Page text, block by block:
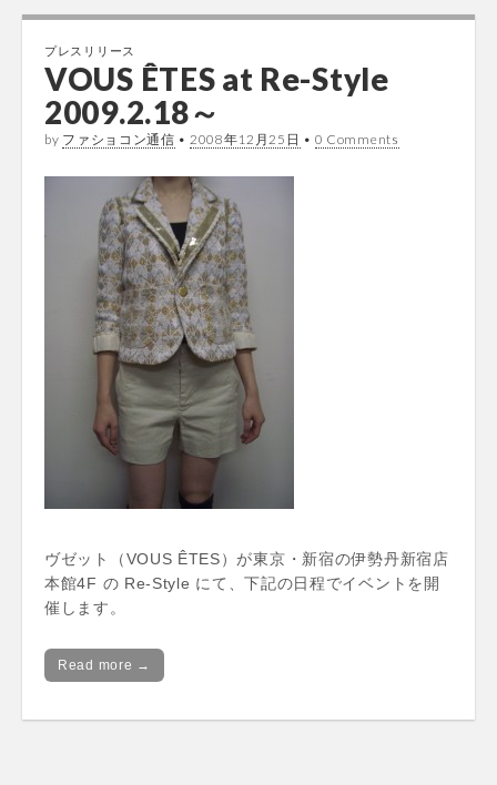
プレスリリース
VOUS ÊTES at Re-Style
2009.2.18～
by ファショコン通信 • 2008年12月25日 • 0 Comments
ヴゼット（VOUS ÊTES）が東京・新宿の伊勢丹新宿店
本館4F の Re-Style にて、下記の日程でイベントを開
催します。
Read more →